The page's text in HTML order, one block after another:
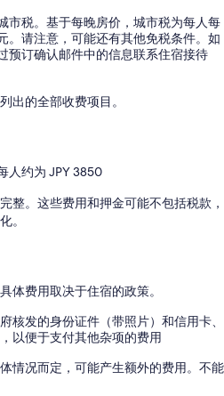
市税。基于每晚房价，城市税为每人每
。请注意，可能还有其他免税条件。如
预订确认邮件中的信息联系住宿接待
出的全部收费项目。
人约为 JPY 3850
整。这些费用和押金可能不包括税款，
。
体费用取决于住宿的政策。
核发的身份证件（带照片）和信用卡、
以便于支付其他杂项的费用
情况而定，可能产生额外的费用。不能